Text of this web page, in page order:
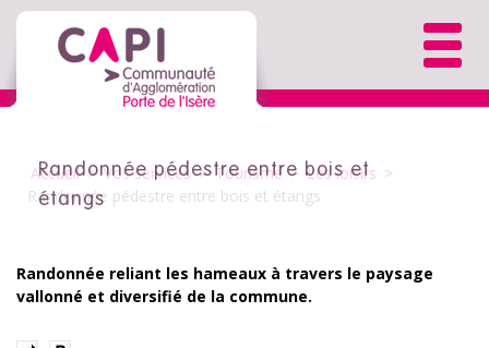
Accueil > Vos services >Tourisme > Les loisirs >
Randonnée pédestre entre bois et étangs
Randonnée pédestre entre bois et
étangs
Randonnée reliant les hameaux à travers le paysage
vallonné et diversifié de la commune.